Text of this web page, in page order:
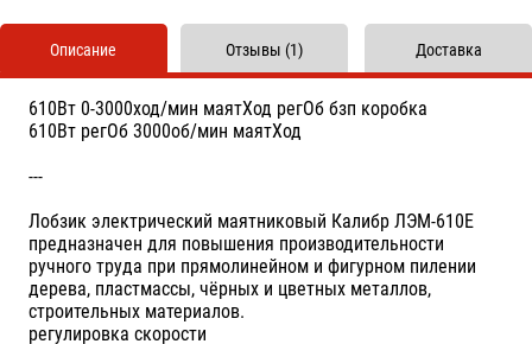
Описание
610Вт 0-3000ход/мин маятХод регОб бзп коробка
610Вт регОб 3000об/мин маятХод
---
Лобзик электрический маятниковый Калибр ЛЭМ-610Е
предназначен для повышения производительности
ручного труда при прямолинейном и фигурном пилении
дерева, пластмассы, чёрных и цветных металлов,
строительных материалов.
регулировка скорости
Отзывы (1) Доставка